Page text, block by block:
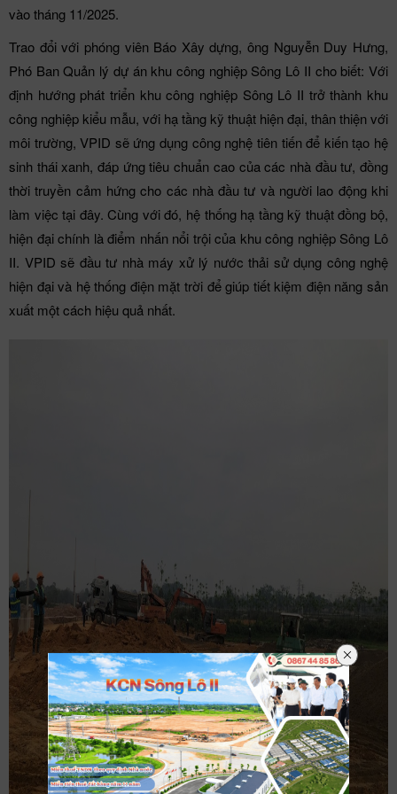
vào tháng 11/2025.
Trao đổi với phóng viên Báo Xây dựng, ông Nguyễn Duy Hưng,
Phó Ban Quản lý dự án khu công nghiệp Sông Lô II cho biết: Với
định hướng phát triển khu công nghiệp Sông Lô II trở thành khu
công nghiệp kiểu mẫu, với hạ tầng kỹ thuật hiện đại, thân thiện với
môi trường, VPID sẽ ứng dụng công nghệ tiên tiến để kiến tạo hệ
sinh thái xanh, đáp ứng tiêu chuẩn cao của các nhà đầu tư, đồng
thời truyền cảm hứng cho các nhà đầu tư và người lao động khi
làm việc tại đây. Cùng với đó, hệ thống hạ tầng kỹ thuật đồng bộ,
hiện đại chính là điểm nhấn nổi trội của khu công nghiệp Sông Lô
II. VPID sẽ đầu tư nhà máy xử lý nước thải sử dụng công nghệ
hiện đại và hệ thống điện mặt trời để giúp tiết kiệm điện năng sản
xuất một cách hiệu quả nhất.